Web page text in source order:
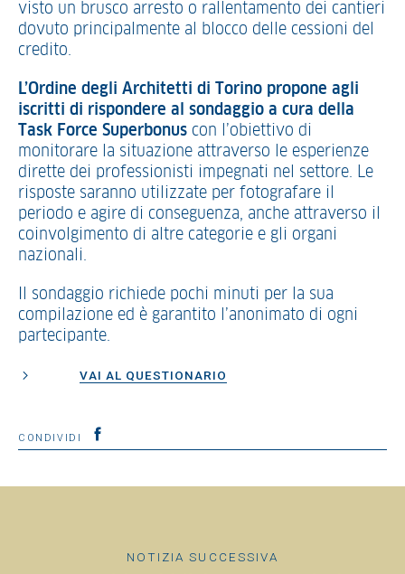
visto un brusco arresto o rallentamento dei cantieri
dovuto principalmente al blocco delle cessioni del
credito.
L’Ordine degli Architetti di Torino propone agli
iscritti di rispondere al sondaggio a cura della
Task Force Superbonus con l’obiettivo di
monitorare la situazione attraverso le esperienze
dirette dei professionisti impegnati nel settore. Le
risposte saranno utilizzate per fotografare il
periodo e agire di conseguenza, anche attraverso il
coinvolgimento di altre categorie e gli organi
nazionali.
Il sondaggio richiede pochi minuti per la sua
compilazione ed è garantito l’anonimato di ogni
partecipante.
VAI AL QUESTIONARIO
CONDIVIDI
NOTIZIA SUCCESSIVA